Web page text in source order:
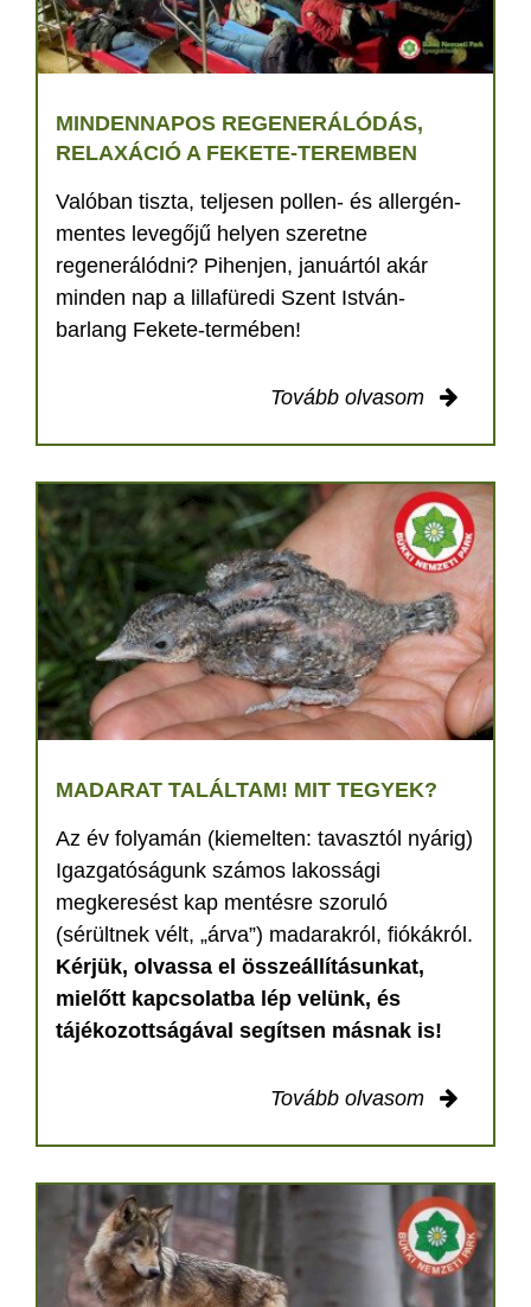
MINDENNAPOS REGENERÁLÓDÁS,
RELAXÁCIÓ A FEKETE-TEREMBEN
Valóban tiszta, teljesen pollen- és allergén-
mentes levegőjű helyen szeretne
regenerálódni? Pihenjen, januártól akár
minden nap a lillafüredi Szent István-
barlang Fekete-termében!
Tovább olvasom
MADARAT TALÁLTAM! MIT TEGYEK?
Az év folyamán (kiemelten: tavasztól nyárig)
Igazgatóságunk számos lakossági
megkeresést kap mentésre szoruló
(sérültnek vélt, „árva”) madarakról, fiókákról.
Kérjük, olvassa el összeállításunkat,
mielőtt kapcsolatba lép velünk, és
tájékozottságával segítsen másnak is!
Tovább olvasom